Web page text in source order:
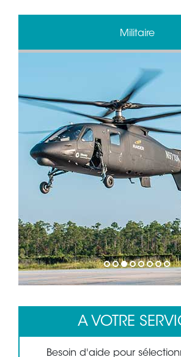
Militaire
1 2 3 4 5 6 7 8
A VOTRE
Besoin d'aide pour